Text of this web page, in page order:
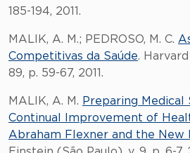
185-194, 2011.
MALIK, A. M.; PEDROSO, M. C.
Competitivas da Saúde. Harvard
89, p. 59-67, 2011.
MALIK, A. M. Preparing
Continual Improvement of
Abraham Flexner and the New